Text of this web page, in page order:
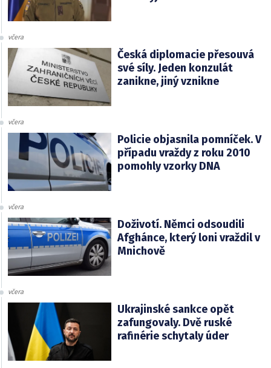
včera
Česká diplomacie přesouvá
své síly. Jeden konzulát
zanikne, jiný vznikne
včera
Policie objasnila pomníček. V
případu vraždy z roku 2010
pomohly vzorky DNA
včera
Doživotí. Němci odsoudili
Afghánce, který loni vraždil v
Mnichově
včera
Ukrajinské sankce opět
zafungovaly. Dvě ruské
rafinérie schytaly úder